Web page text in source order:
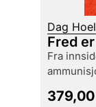
Dag Hoel
Fred
fra innsiden av den norske
379,00